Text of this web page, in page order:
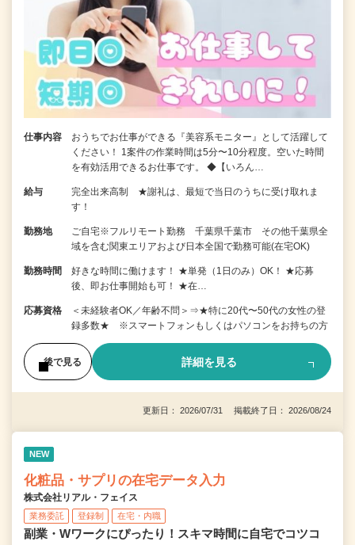
仕事内容
おうちでお仕事ができる『美容系モニター』として活躍して
ください！ 1案件の作業時間は5分〜10分程度。空いた時間
を有効活用できるお仕事です。 ◆【いろん…
給与
完全出来高制 ★謝礼は、最短で当日のうちに受け取れま
す！
勤務地
ご自宅※フルリモート勤務 千葉県千葉市 その他千葉県全
域を含む関東エリアおよび日本全国で勤務可能(在宅OK)
勤務時間
好きな時間に働けます！ ★単発（1日のみ）OK！ ★応募
後、即お仕事開始も可！ ★在…
応募資格
＜未経験者OK／年齢不問＞⇒★特に20代〜50代の女性の登
録多数★ ※スマートフォンもしくはパソコンをお持ちの方
後で見る 詳細を見る
更新日： 2026/07/31 掲載終了日： 2026/08/24
NEW
化粧品・サプリの在宅データ入力
株式会社リアル・フェイス
業務委託 登録制 在宅・内職
副業・Wワークにぴったり！スキマ時間に自宅でコツコ